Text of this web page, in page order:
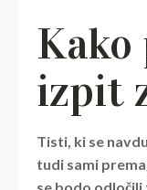
izpit
Tisti, ki se
tudi sami